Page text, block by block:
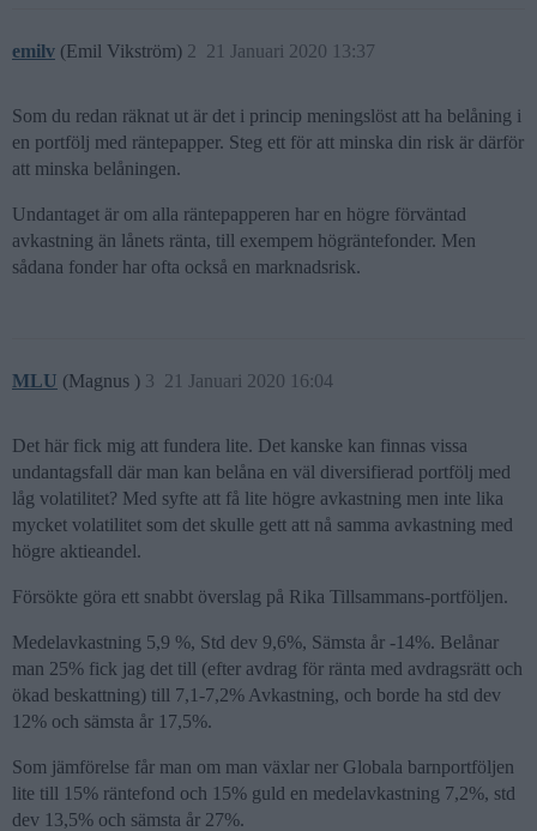
emilv (Emil Vikström) 21 Januari 2020 13:37
2
Som du redan räknat ut är det i princip meningslöst att ha belåning i
en portfölj med räntepapper. Steg ett för att minska din risk är därför
att minska belåningen.
Undantaget är om alla räntepapperen har en högre förväntad
avkastning än lånets ränta, till exempem högräntefonder. Men
sådana fonder har ofta också en marknadsrisk.
MLU (Magnus ) 21 Januari 2020 16:04
3
Det här fick mig att fundera lite. Det kanske kan finnas vissa
undantagsfall där man kan belåna en väl diversifierad portfölj med
låg volatilitet? Med syfte att få lite högre avkastning men inte lika
mycket volatilitet som det skulle gett att nå samma avkastning med
högre aktieandel.
Försökte göra ett snabbt överslag på Rika Tillsammans-portföljen.
Medelavkastning 5,9 %, Std dev 9,6%, Sämsta år -14%. Belånar
man 25% fick jag det till (efter avdrag för ränta med avdragsrätt och
ökad beskattning) till 7,1-7,2% Avkastning, och borde ha std dev
12% och sämsta år 17,5%.
Som jämförelse får man om man växlar ner Globala barnportföljen
lite till 15% räntefond och 15% guld en medelavkastning 7,2%, std
dev 13,5% och sämsta år 27%.